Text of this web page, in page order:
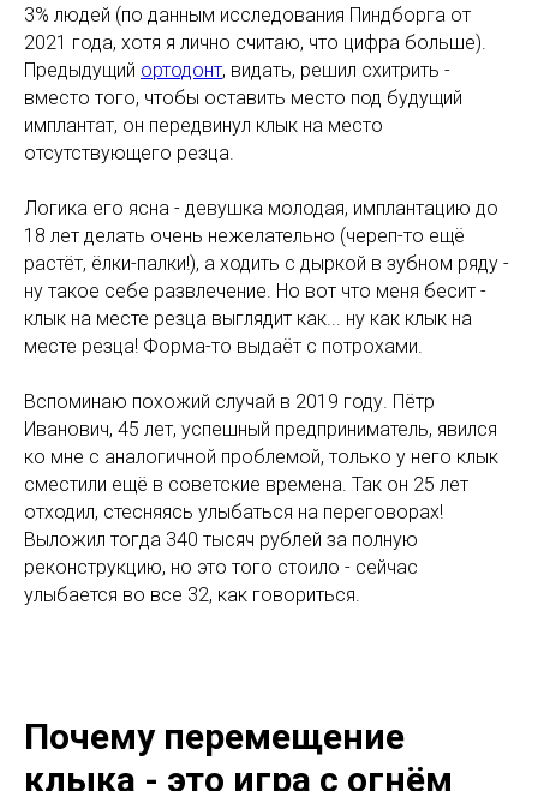
3% людей (по данным исследования Пиндборга от
2021 года, хотя я лично считаю, что цифра больше).
Предыдущий ортодонт, видать, решил схитрить -
вместо того, чтобы оставить место под будущий
имплантат, он передвинул клык на место
отсутствующего резца.
Логика его ясна - девушка молодая, имплантацию до
18 лет делать очень нежелательно (череп-то ещё
растёт, ёлки-палки!), а ходить с дыркой в зубном ряду -
ну такое себе развлечение. Но вот что меня бесит -
клык на месте резца выглядит как... ну как клык на
месте резца! Форма-то выдаёт с потрохами.
Вспоминаю похожий случай в 2019 году. Пётр
Иванович, 45 лет, успешный предприниматель, явился
ко мне с аналогичной проблемой, только у него клык
сместили ещё в советские времена. Так он 25 лет
отходил, стесняясь улыбаться на переговорах!
Выложил тогда 340 тысяч рублей за полную
реконструкцию, но это того стоило - сейчас
улыбается во все 32, как говориться.
Почему перемещение
клыка - это игра с огнём